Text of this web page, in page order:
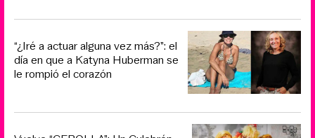
“¿Iré a actuar alguna vez más?”: el
día en que a Katyna Huberman se
le rompió el corazón